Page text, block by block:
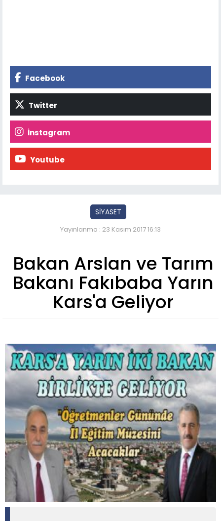
Facebook
Twitter
İnstagram
Youtube
SİYASET
Yayınlanma : 23 Kasım 2017 16:13
Bakan Arslan ve Tarım
Bakanı Fakıbaba Yarın
Kars'a Geliyor